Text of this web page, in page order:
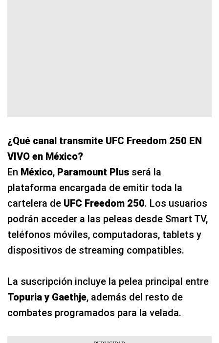
¿Qué canal transmite UFC Freedom 250 EN
VIVO en México?
En México, Paramount Plus será la
plataforma encargada de emitir toda la
cartelera de UFC Freedom 250. Los usuarios
podrán acceder a las peleas desde Smart TV,
teléfonos móviles, computadoras, tablets y
dispositivos de streaming compatibles.
La suscripción incluye la pelea principal entre
Topuria y Gaethje, además del resto de
combates programados para la velada.